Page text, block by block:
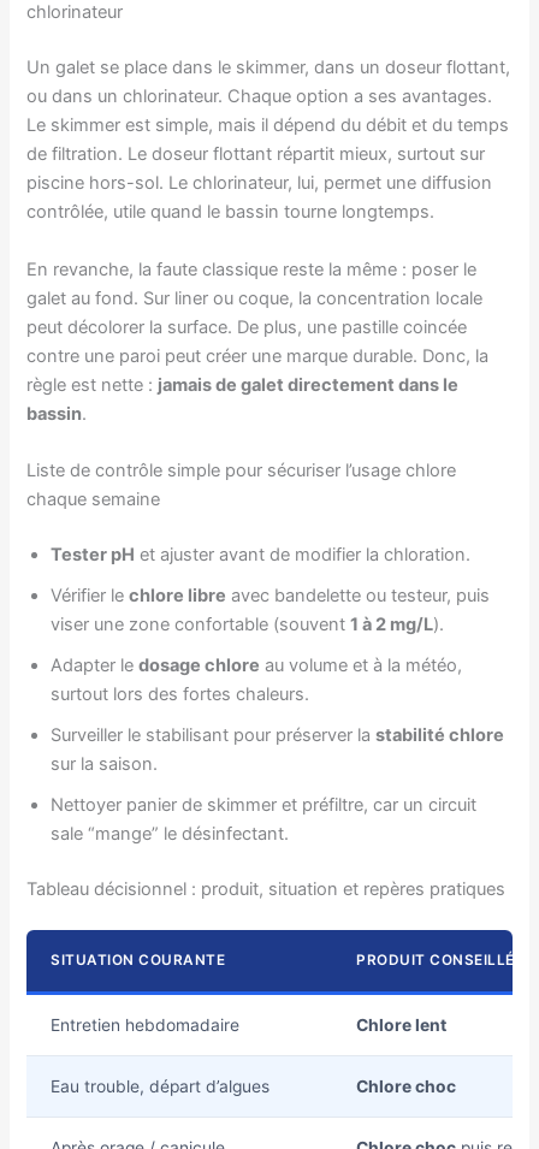
chlorinateur
Un galet se place dans le skimmer, dans un doseur flottant,
ou dans un chlorinateur. Chaque option a ses avantages.
Le skimmer est simple, mais il dépend du débit et du temps
de filtration. Le doseur flottant répartit mieux, surtout sur
piscine hors-sol. Le chlorinateur, lui, permet une diffusion
contrôlée, utile quand le bassin tourne longtemps.
En revanche, la faute classique reste la même : poser le
galet au fond. Sur liner ou coque, la concentration locale
peut décolorer la surface. De plus, une pastille coincée
contre une paroi peut créer une marque durable. Donc, la
règle est nette : jamais de galet directement dans le
bassin.
Liste de contrôle simple pour sécuriser l’usage chlore
chaque semaine
Tester pH et ajuster avant de modifier la chloration.
Vérifier lechlore libre avec bandelette ou testeur, puis
viser une zone confortable (souvent1 à 2 mg/L).
Adapter ledosage chlore au volume et à la météo,
surtout lors des fortes chaleurs.
Surveiller le stabilisant pour préserver lastabilité chlore
sur la saison.
Nettoyer panier de skimmer et préfiltre, car un circuit
sale “mange” le désinfectant.
Tableau décisionnel : produit, situation et repères pratiques
SITUATION COURANTE PRODUIT CONSEILLÉ
Entretien hebdomadaire Chlore lent
Eau trouble, départ d’algues Chlore choc